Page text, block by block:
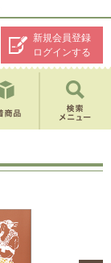
新規会員登録
ログインする